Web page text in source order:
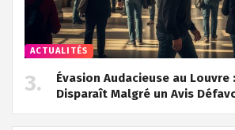
ACTUALITÉS
Évasion Audacieuse au Louvre
Disparaît Malgré un Avis